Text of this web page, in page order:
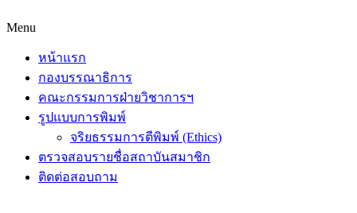
Menu
หน้าแรก
กองบรรณาธิการ
คณะกรรมการฝ่ายวิชาการฯ
รูปแบบการพิมพ์
จริยธรรมการตีพิมพ์ (Ethics)
ตรวจสอบรายชื่อสถาบันสมาชิก
ติดต่อสอบถาม